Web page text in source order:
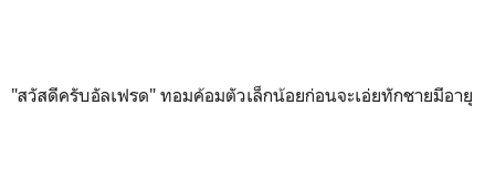
"สวัสดีครับอัลเฟรด" ทอมค้อมตัวเล็กน้อยก่อนจะเอ่ยทักชายมีอายุ